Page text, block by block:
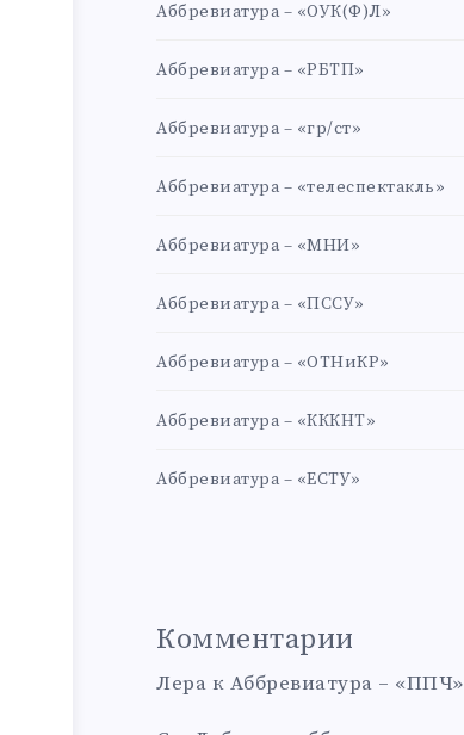
Аббревиатура – «ОУК(Ф)Л»
Аббревиатура – «РБТП»
Аббревиатура – «гр/ст»
Аббревиатура – «телеспектакль»
Аббревиатура – «МНИ»
Аббревиатура – «ПССУ»
Аббревиатура – «ОТНиКР»
Аббревиатура – «КККНТ»
Аббревиатура – «ЕСТУ»
Комментарии
Лера к Аббревиатура – «ППЧ»